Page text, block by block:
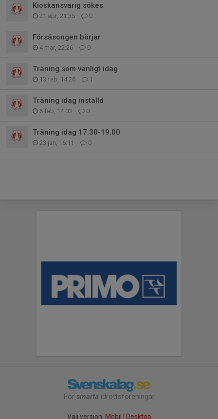
Kioskansvarig sökes
21 apr, 21:35 0
Försäsongen börjar
4 mar, 22:26 0
Träning som vanligt idag
13 feb, 14:26 1
Träning idag inställd
6 feb, 14:03 0
Träning idag 17.30-19.00
23 jan, 16:11 0
För smarta idrottsföreningar
Välj version: Mobil | Desktop